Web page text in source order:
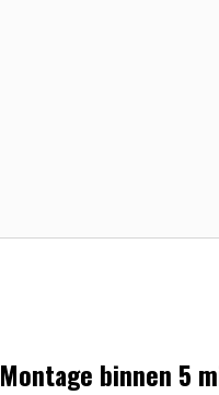
Montage binnen 5